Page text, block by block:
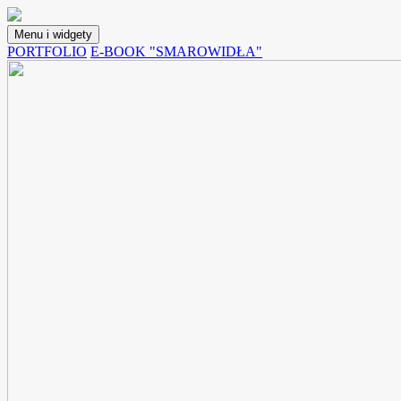
Przejdź
do
treści
Lunchoteka
Blog z przepisami na potrawy, które możemy spakować do
Menu i widgety
PORTFOLIO E-BOOK "SMAROWIDŁA"